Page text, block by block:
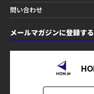
問い合わせ
メールマガジンに登録する